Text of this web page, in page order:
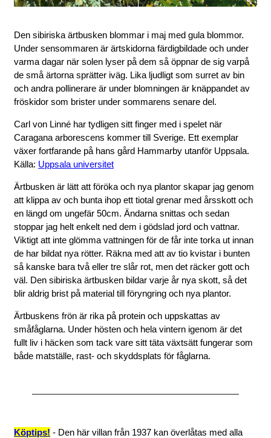
Den sibiriska ärtbusken blommar i maj med gula blommor.
Under sensommaren är ärtskidorna färdigbildade och under
varma dagar när solen lyser på dem så öppnar de sig varpå
de små ärtorna sprätter iväg. Lika ljudligt som surret av bin
och andra pollinerare är under blomningen är knäppandet av
fröskidor som brister under sommarens senare del.
Carl von Linné har tydligen sitt finger med i spelet när
Caragana arborescens kommer till Sverige. Ett exemplar
växer fortfarande på hans gård Hammarby utanför Uppsala.
Källa: Uppsala universitet
Ärtbusken är lätt att föröka och nya plantor skapar jag genom
att klippa av och bunta ihop ett tiotal grenar med årsskott och
en längd om ungefär 50cm. Ändarna snittas och sedan
stoppar jag helt enkelt ned dem i gödslad jord och vattnar.
Viktigt att inte glömma vattningen för de får inte torka ut innan
de har bildat nya rötter. Räkna med att av tio kvistar i bunten
så kanske bara två eller tre slår rot, men det räcker gott och
väl. Den sibiriska ärtbusken bildar varje år nya skott, så det
blir aldrig brist på material till föryngring och nya plantor.
Ärtbuskens frön är rika på protein och uppskattas av
småfåglarna. Under hösten och hela vintern igenom är det
fullt liv i häcken som tack vare sitt täta växtsätt fungerar som
både matställe, rast- och skyddsplats för fåglarna.
Köptips! - Den här villan från 1937 kan överlåtas med alla